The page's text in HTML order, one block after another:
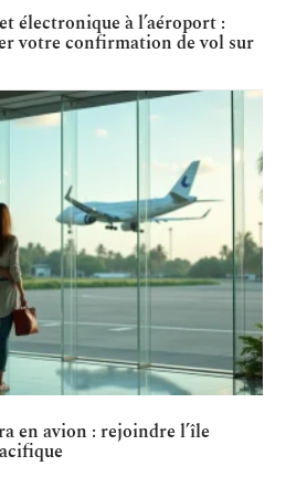
électronique à l’aéroport :
votre confirmation de vol sur
en avion : rejoindre l’île